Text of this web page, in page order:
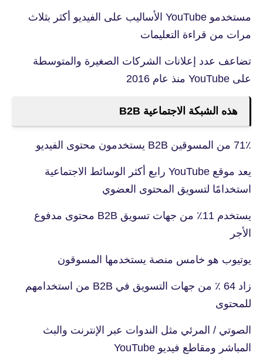
مستخدمو YouTube الأساليب على الفيديو أكثر بثلاث
مرات من قراءة التعليمات
تضاعف عدد إعلانات الشركات الصغيرة والمتوسطة
على YouTube منذ عام 2016
هذه الشبكة الاجتماعية B2B
71٪ من المسوقين B2B يستخدمون محتوى الفيديو
يعد موقع YouTube رابع أكثر الوسائط الاجتماعية
استخدامًا لتسويق المحتوى العضوي
يستخدم 11٪ من جهات تسويق B2B محتوى مدفوع
الأجر
يوتيوب هو خامس منصة يستخدمها المسوقون
زاد 64 ٪ من جهات التسويق في B2B من استخدامهم
للمحتوى
الصوتي / المرئي مثل الندوات عبر الإنترنت والبث
المباشر ومقاطع فيديو YouTube